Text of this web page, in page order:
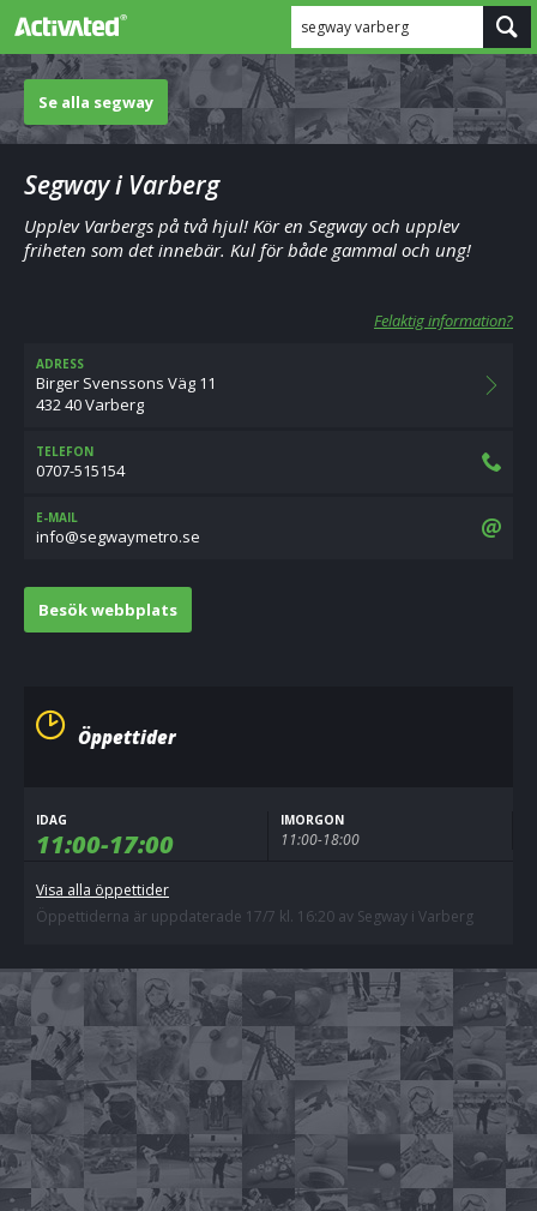
segway varberg
Se alla segway
Segway i Varberg
Upplev Varbergs på två hjul! Kör en Segway och upplev
friheten som det innebär. Kul för både gammal och ung!
Felaktig information?
ADRESS
Birger Svenssons Väg 11
432 40 Varberg
TELEFON
0707-515154
E-MAIL
es.ortemyawges@ofni
Besök webbplats
Öppettider
IDAG
11:00-17:00
IMORGON
11:00-18:00
Visa alla öppettider
Öppettiderna är uppdaterade 17/7 kl. 16:20 av Segway i Varberg